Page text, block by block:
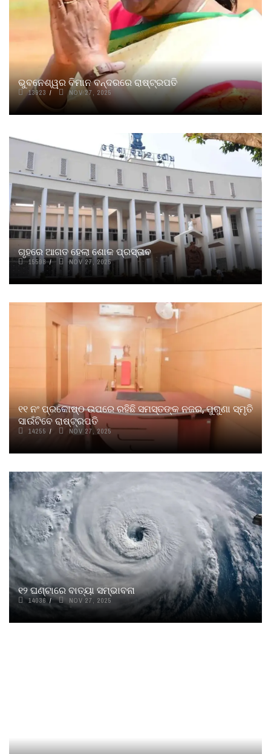
ଭୁବନେଶ୍ୱର ବିମାନ ବନ୍ଦରରେ ରାଷ୍ଟ୍ରପତି
13923 NOV 27, 2025
ଗୃହରେ ଆଗତ ହେଲା ଶୋକ ପ୍ରସ୍ତାବ
15598 NOV 27, 2025
୧୧ ନଂ ପ୍ରକୋଷ୍ଠ ଉପରେ ରହିଛି ସମସ୍ତଙ୍କ ନଜର, ପୁରୁଣା ସ୍ମୃତି
ସାଉଁଟିବେ ରାଷ୍ଟ୍ରପତି
14255 NOV 27, 2025
୧୨ ଘଣ୍ଟାରେ ବାତ୍ୟା ସମ୍ଭାବନା
14036 NOV 27, 2025